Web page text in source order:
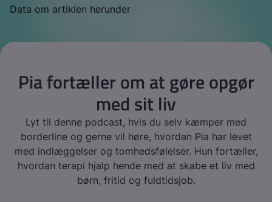
Data om artiklen herunder
Pia fortæller om at gøre opgør
med sit liv
Lyt til denne podcast, hvis du selv kæmper med
borderline og gerne vil høre, hvordan Pia har levet
med indlæggelser og tomhedsfølelser. Hun fortæller,
hvordan terapi hjalp hende med at skabe et liv med
børn, fritid og fuldtidsjob.